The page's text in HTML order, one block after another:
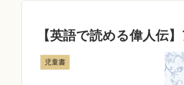
【英語で読める偉人伝
児童書